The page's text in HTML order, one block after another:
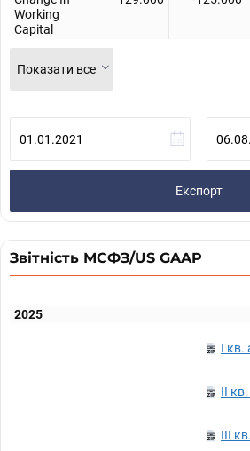
Working
Capital
Показати все
Експорт
Звітність МСФЗ/US GAAP
2025
I кв.
II
III